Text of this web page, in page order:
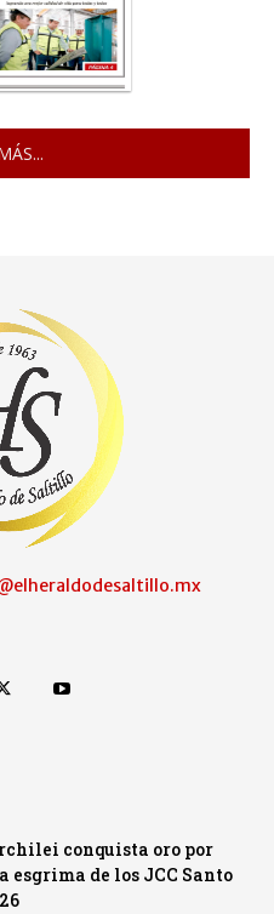
conquista oro por
esgrima de los JCC Santo